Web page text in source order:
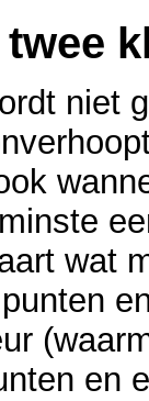
niet
wat
en